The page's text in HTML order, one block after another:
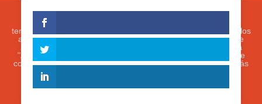
reservados.
Esta web usa cookies analíticas y publicitarias (propias y de
terceros) para analizar el tráfico y personalizar el contenido y los
anuncios que le mostremos de acuerdo con su navegación e
intereses, buscando así mejorar su experiencia. Si presiona
"Aceptar" o continúa navegando, acepta su utilización. Puede
configurar o rechazar su uso presionando "Configuración". Más